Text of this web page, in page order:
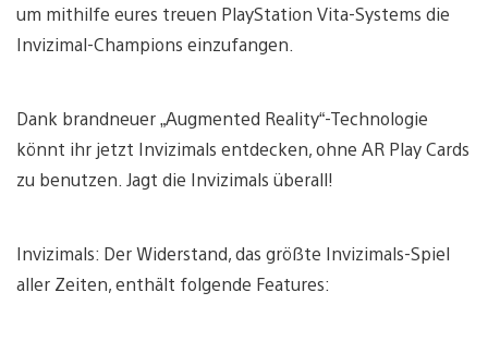
um mithilfe eures treuen PlayStation Vita-Systems die
Invizimal-Champions einzufangen.
Dank brandneuer „Augmented Reality“-Technologie
könnt ihr jetzt Invizimals entdecken, ohne AR Play Cards
zu benutzen. Jagt die Invizimals überall!
Invizimals: Der Widerstand, das größte Invizimals-Spiel
aller Zeiten, enthält folgende Features: